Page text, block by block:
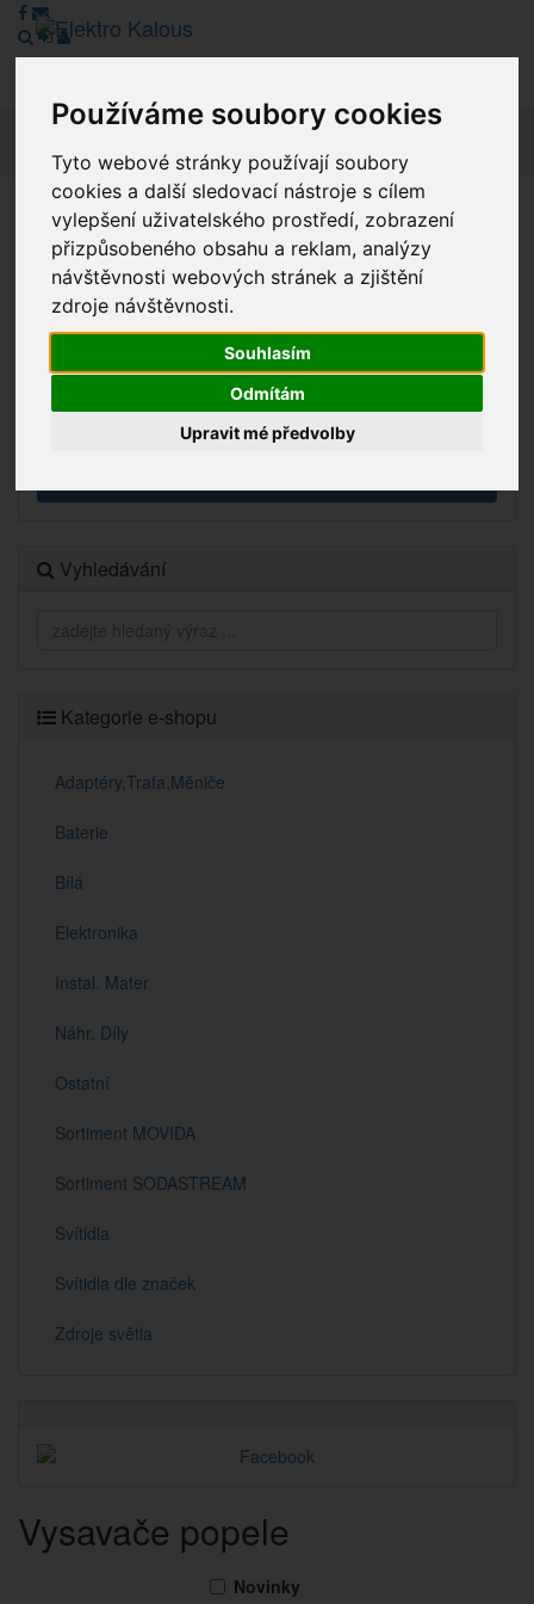
Používáme soubory cookies
Tyto webové stránky používají soubory
cookies a další sledovací nástroje s cílem
vylepšení uživatelského prostředí, zobrazení
přizpůsobeného obsahu a reklam, analýzy
návštěvnosti webových stránek a zjištění
zdroje návštěvnosti.
Souhlasím
Odmítám
Upravit mé předvolby
Vážení zákazníci, v tuto chvíli je Náš internetový obchod v
režimu Katalogu. Objednávky on-line nyní nelze vyřídit.
Děkujeme za pochopení.
Výprodej
Vyhledávání
Kategorie e-shopu
Adaptéry,Trafa,Měniče
Baterie
Bílá
Elektronika
Instal. Mater
Náhr. Díly
Ostatní
Sortiment MOVIDA
Sortiment SODASTREAM
Svítidla
Svítidla dle značek
Zdroje světla
Vysavače popele
Novinky